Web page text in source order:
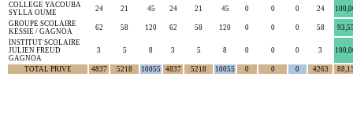
COLLEGE YACOUBA
SYLLA OUME
24 21 45 24 21 45 0 0 0 24
GROUPE SCOLAIRE
KESSIE / GAGNOA
62 58 120 62 58 120 0 0 0 58
INSTITUT SCOLAIRE
JULIEN FREUD
GAGNOA
3 5 8 3 5 8 0 0 0 3
TOTAL PRIVE 4837 5218 10055 4837 5218 10055 0 0 0 4263